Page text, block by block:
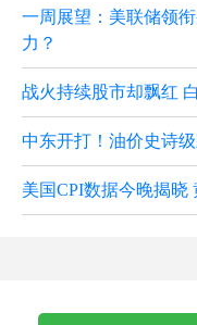
一周展望：美联储领
力？
战火持续股市却飘红
中东开打！油价史诗
美国CPI数据今晚揭晓